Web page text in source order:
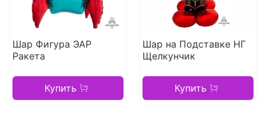
Шар Фигура ЭАР
Ракета
Купить
Шар на Подставке НГ
Щелкунчик
Купить